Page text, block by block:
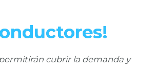
cubrir la demanda y